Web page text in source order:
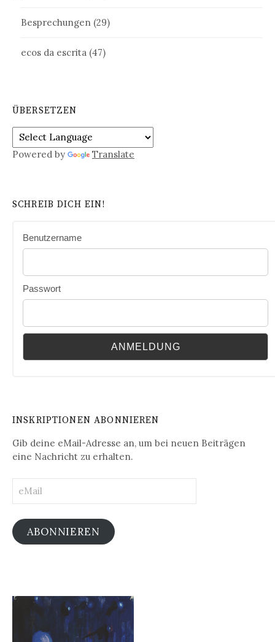
Besprechungen (29)
ecos da escrita (47)
ÜBERSETZEN
Powered by Translate
SCHREIB DICH EIN!
Benutzername
Passwort
INSKRIPTIONEN ABONNIEREN
Gib deine eMail-Adresse an, um bei neuen Beiträgen
eine Nachricht zu erhalten.
ABONNIEREN